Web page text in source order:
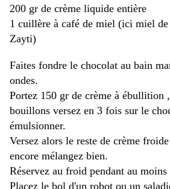
200 gr de crème liquide entière
1 cuillère à café de miel (ici miel
Zayti)
Faites fondre le chocolat au bain
ondes.
Portez 150 gr de crème à ébullition
bouillons versez en 3 fois sur le
émulsionner.
Versez alors le reste de crème
encore mélangez bien.
Réservez au froid pendant au moins
Placez le bol d'un robot ou un